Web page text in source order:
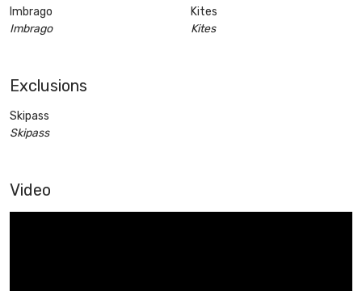
Imbrago
Imbrago
Kites
Kites
Exclusions
Skipass
Skipass
Video